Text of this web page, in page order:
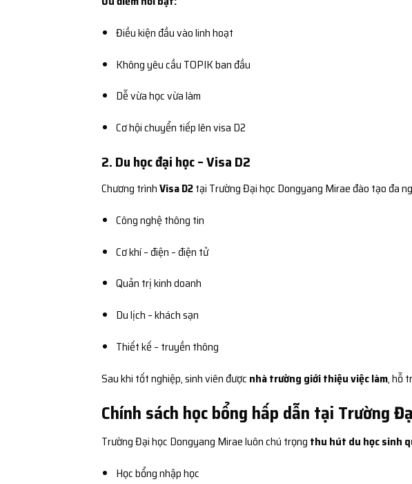
Điều kiện đầu vào linh hoạt
Không yêu cầu TOPIK ban đầu
Dễ vừa học vừa làm
Cơ hội chuyển tiếp lên visa D2
2. Du học đại học – Visa D2
Chương trìnhVisa D2tại Trường Đại học Dongyang Mirae đào tạo đa
Công nghệ thông tin
Cơ khí – điện – điện tử
Quản trị kinh doanh
Du lịch – khách sạn
Thiết kế – truyền thông
Sau khi tốt nghiệp, sinh viên được nhà trường giới thiệu việc làm, hỗ
Chính sách học bổng hấp dẫn tại Trường
Trường Đại học Dongyang Mirae luôn chú trọng thu hút du học sinh
Học bổng nhập học